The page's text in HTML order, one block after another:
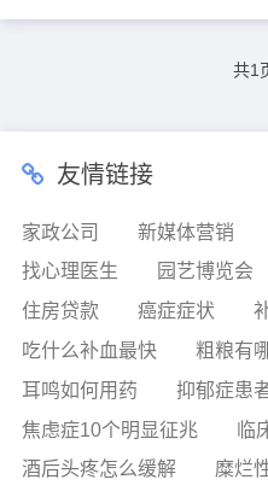
至
共1
友情链接
家政公司 新媒体营销
找心理医生
园艺博览会
住房贷款
癌症症状
吃什么补血最快
粗粮有
耳鸣如何用药
抑郁症患
焦虑症10个明显征兆
临
酒后头疼怎么缓解
糜烂